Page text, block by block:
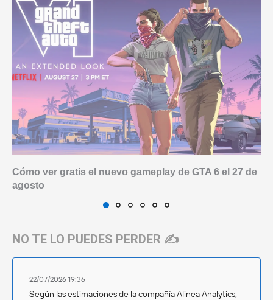
Cómo ver gratis el nuevo gameplay de GTA 6 el 27 de
agosto
NO TE LO PUEDES PERDER ✍️
22/07/2026 19:36
Según las estimaciones de la compañía Alinea Analytics,